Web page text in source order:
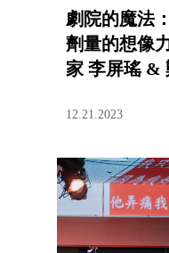
劇院的魔法
劑量的想像
家 李屏瑤 &
12.21.2023